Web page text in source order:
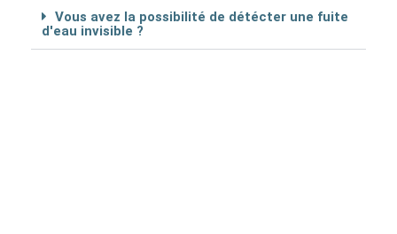
Vous avez la possibilité de détécter une fuite
d'eau invisible ?